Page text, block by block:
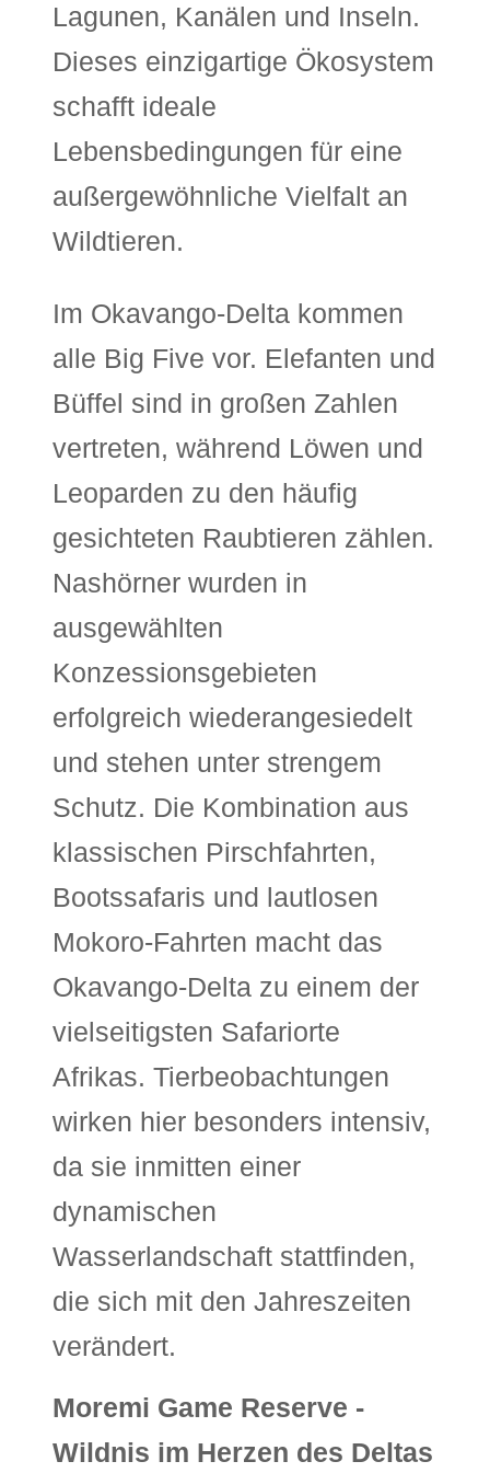
Lagunen, Kanälen und Inseln.
Dieses einzigartige Ökosystem
schafft ideale
Lebensbedingungen für eine
außergewöhnliche Vielfalt an
Wildtieren.
Im Okavango-Delta kommen
alle Big Five vor. Elefanten und
Büffel sind in großen Zahlen
vertreten, während Löwen und
Leoparden zu den häufig
gesichteten Raubtieren zählen.
Nashörner wurden in
ausgewählten
Konzessionsgebieten
erfolgreich wiederangesiedelt
und stehen unter strengem
Schutz. Die Kombination aus
klassischen Pirschfahrten,
Bootssafaris und lautlosen
Mokoro-Fahrten macht das
Okavango-Delta zu einem der
vielseitigsten Safariorte
Afrikas. Tierbeobachtungen
wirken hier besonders intensiv,
da sie inmitten einer
dynamischen
Wasserlandschaft stattfinden,
die sich mit den Jahreszeiten
verändert.
Moremi Game Reserve -
Wildnis im Herzen des Deltas